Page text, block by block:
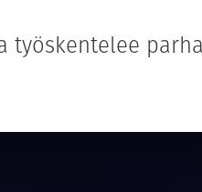
työskentelee